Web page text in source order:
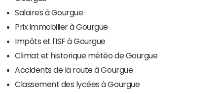
Salaires à Gourgue
Prix immobilier à Gourgue
Impôts et l'ISF à Gourgue
Climat et historique météo de Gourgue
Accidents de la route à Gourgue
Classement des lycées à Gourgue